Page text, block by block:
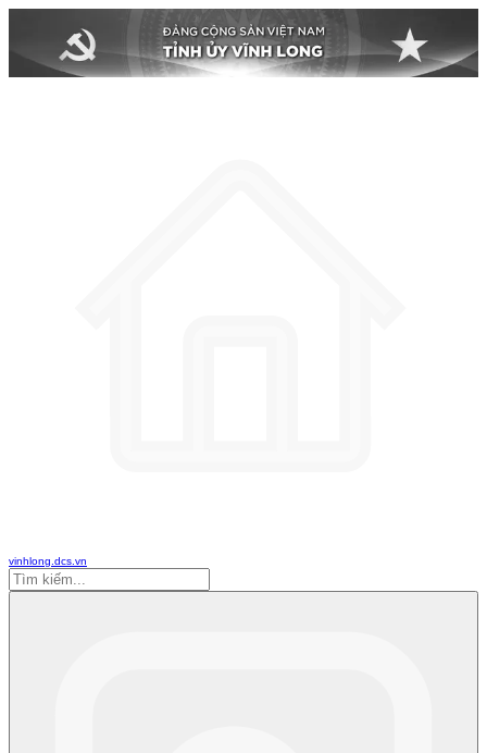
vinhlong.dcs.vn